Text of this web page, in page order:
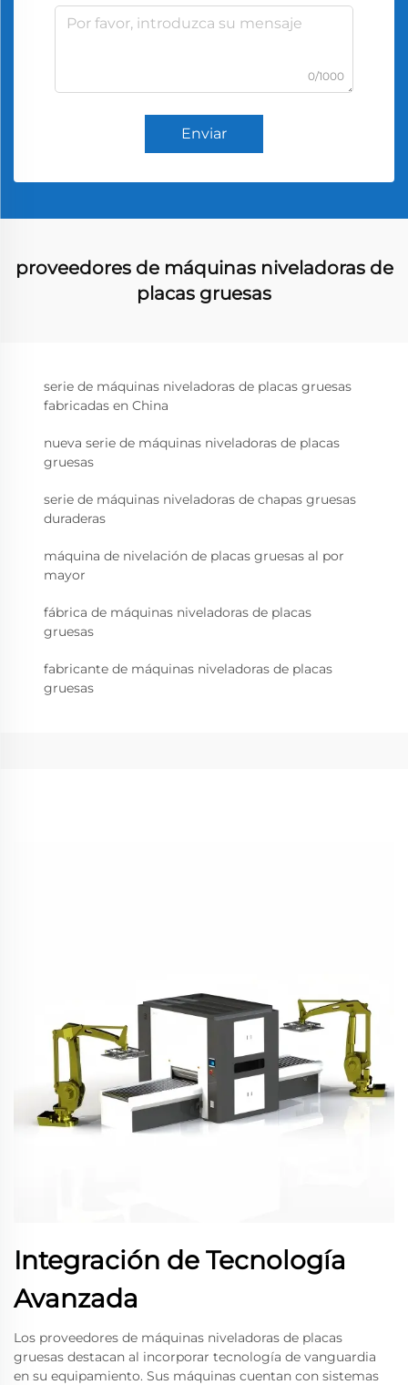
0/1000
Enviar
proveedores de máquinas niveladoras de
placas gruesas
serie de máquinas niveladoras de placas gruesas
fabricadas en China
nueva serie de máquinas niveladoras de placas
gruesas
serie de máquinas niveladoras de chapas gruesas
duraderas
máquina de nivelación de placas gruesas al por
mayor
fábrica de máquinas niveladoras de placas
gruesas
fabricante de máquinas niveladoras de placas
gruesas
Integración de Tecnología
Avanzada
Los proveedores de máquinas niveladoras de placas
gruesas destacan al incorporar tecnología de vanguardia
en su equipamiento. Sus máquinas cuentan con sistemas